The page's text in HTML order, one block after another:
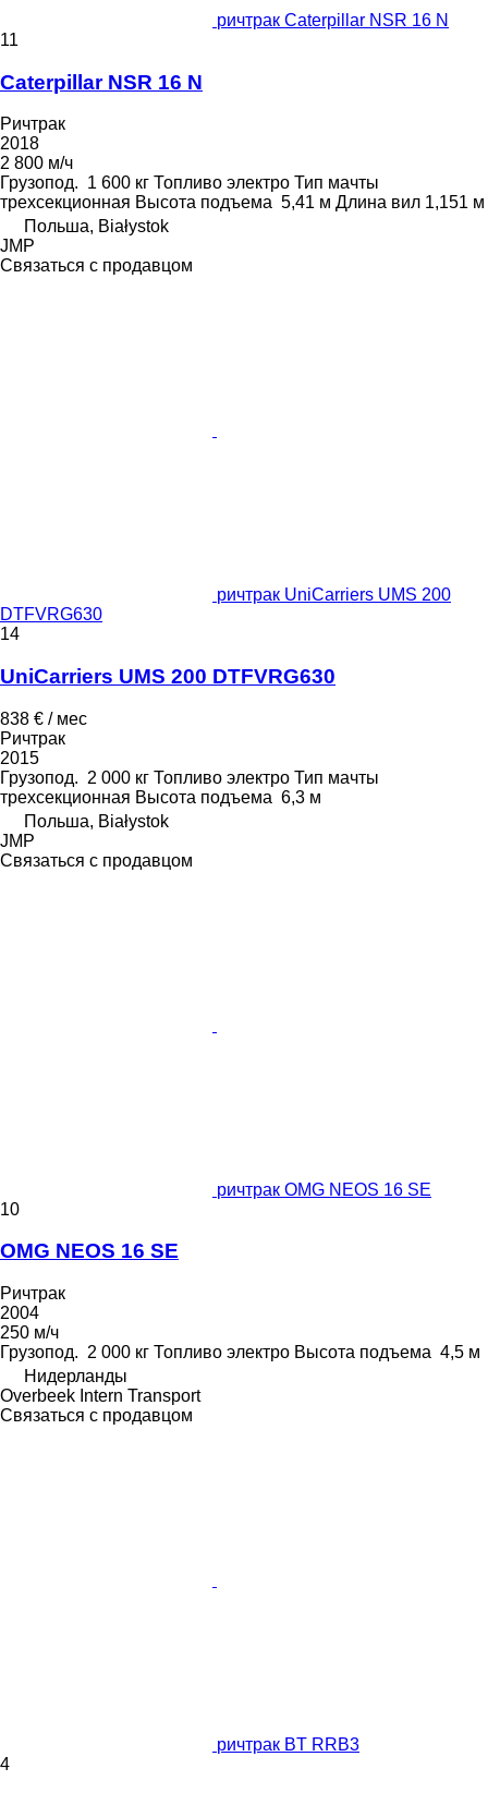
ричтрак Caterpillar NSR 16 N
11
Caterpillar NSR 16 N
Ричтрак
2018
2 800 м/ч
Грузопод. 1 600 кг Топливо электро Тип мачты
трехсекционная Высота подъема 5,41 м Длина вил 1,151 м
Польша, Białystok
JMP
Связаться с продавцом
ричтрак UniCarriers UMS 200
DTFVRG630
14
UniCarriers UMS 200 DTFVRG630
838 € / мес
Ричтрак
2015
Грузопод. 2 000 кг Топливо электро Тип мачты
трехсекционная Высота подъема 6,3 м
Польша, Białystok
JMP
Связаться с продавцом
ричтрак OMG NEOS 16 SE
10
OMG NEOS 16 SE
Ричтрак
2004
250 м/ч
Грузопод. 2 000 кг Топливо электро Высота подъема 4,5 м
Нидерланды
Overbeek Intern Transport
Связаться с продавцом
ричтрак BT RRB3
4